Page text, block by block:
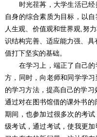
时光荏苒，大学生活已经
自身的综合素质为目标，以
人生观、价值观和世界观,努
识结构完善、适应能力强、
值打下坚实的基础。
在学习上，端正了自己的
方，同时，向老师和同学学
的学习方法，提高自己的学习
通过对在图书馆借的课外书
期间，也参加过很多次的考
级考试，通过考试，使我更